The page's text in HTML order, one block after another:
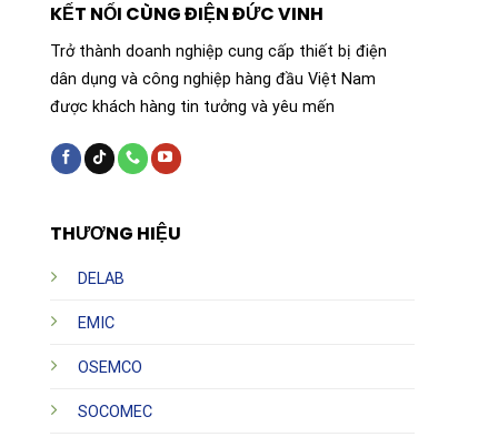
THƯƠNG HIỆU
DELAB
EMIC
OSEMCO
SOCOMEC
KẾT NỐI CÙNG ĐIỆN ĐỨC VINH
Trở thành doanh nghiệp cung cấp thiết bị điện
dân dụng và công nghiệp hàng đầu Việt Nam
được khách hàng tin tưởng và yêu mến